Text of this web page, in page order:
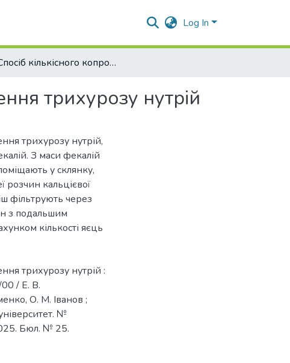
Log In
Спосіб кількісного копроовоскопічного дослідження трихурозу нутрій
трихурозу нутрій
трихурозу нутрій,
З маси фекалій
у склянку,
розчин кальцієвої
фільтрують через
з подальшим
кількості яєць
трихурозу нутрій :
/ Е. В.
О. М. Іванов ;
№
Бюл. № 25.